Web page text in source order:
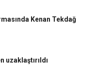
Kenan Tekdağ
uzaklaştırıldı